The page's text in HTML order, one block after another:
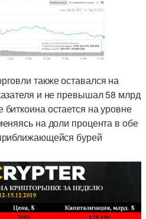
также оставался на
и не превышал 58 млрд
остается на уровне
на доли процента в обе
бурей